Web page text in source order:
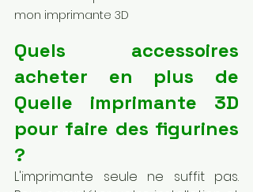
mon imprimante 3D
Quels accessoires
acheter en plus de
Quelle imprimante 3D
pour faire des figurines
?
L'imprimante seule ne suffit pas.